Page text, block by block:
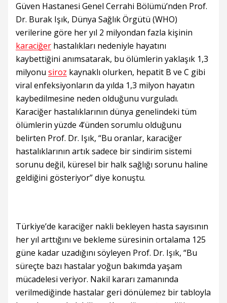
Güven Hastanesi Genel Cerrahi Bölümü’nden Prof.
Dr. Burak Işık, Dünya Sağlık Örgütü (WHO)
verilerine göre her yıl 2 milyondan fazla kişinin
karaciğer hastalıkları nedeniyle hayatını
kaybettiğini anımsatarak, bu ölümlerin yaklaşık 1,3
milyonu siroz kaynaklı olurken, hepatit B ve C gibi
viral enfeksiyonların da yılda 1,3 milyon hayatın
kaybedilmesine neden olduğunu vurguladı.
Karaciğer hastalıklarının dünya genelindeki tüm
ölümlerin yüzde 4’ünden sorumlu olduğunu
belirten Prof. Dr. Işık, “Bu oranlar, karaciğer
hastalıklarının artık sadece bir sindirim sistemi
sorunu değil, küresel bir halk sağlığı sorunu haline
geldiğini gösteriyor” diye konuştu.
Türkiye’de karaciğer nakli bekleyen hasta sayısının
her yıl arttığını ve bekleme süresinin ortalama 125
güne kadar uzadığını söyleyen Prof. Dr. Işık, “Bu
süreçte bazı hastalar yoğun bakımda yaşam
mücadelesi veriyor. Nakil kararı zamanında
verilmediğinde hastalar geri dönülemez bir tabloyla